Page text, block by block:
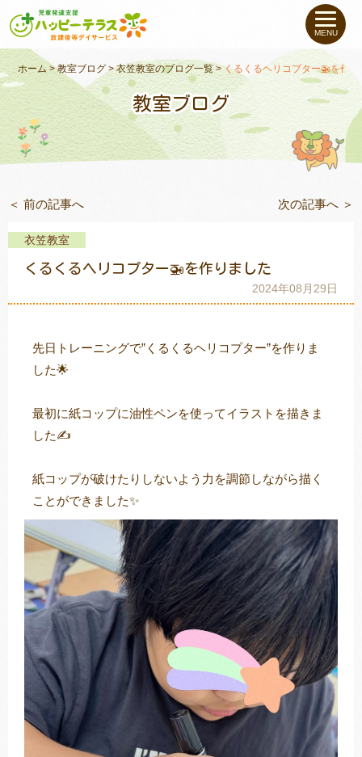
私たちについて
未就学のお子さま（０〜６才）
小学生〜高校生のお子さま
支援事例
教室一覧
MENU
ホーム >教室ブログ>衣笠教室のブログ一覧>くるくるヘリコプター🚁を作
教室ブログ
＜ 前の記事へ 次の記事へ ＞
衣笠教室
くるくるヘリコプター🚁を作りました
2024年08月29日
先日トレーニングで”くるくるヘリコプター”を作りま
した🌟
最初に紙コップに油性ペンを使ってイラストを描きま
した✍
紙コップが破けたりしないよう力を調節しながら描く
ことができました✨